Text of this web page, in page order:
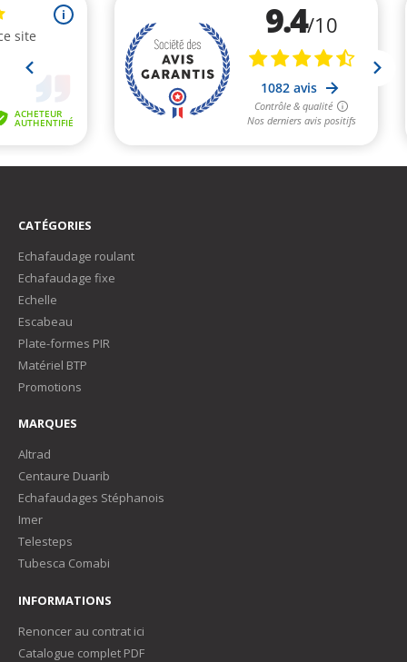
CATÉGORIES
Echafaudage roulant
Echafaudage fixe
Echelle
Escabeau
Plate-formes PIR
Matériel BTP
Promotions
MARQUES
Altrad
Centaure Duarib
Echafaudages Stéphanois
Imer
Telesteps
Tubesca Comabi
INFORMATIONS
Renoncer au contrat ici
Catalogue complet PDF